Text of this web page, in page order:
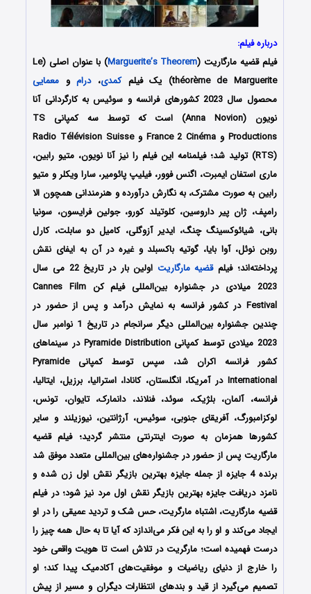
درباره فیلم:
فیلم قضیه مارگاریت (Marguerite’s Theorem
) با عنوان اصلی (Le
théorème de Marguerite) یک فیلم
کمدی،درامو معمایی
محصول سال 2023 کشورهای فرانسه و سوئیس به کارگردانی آنا
نویون (Anna Novion) است که توسط سه کمپانی‌ TS
Productions و France 2 Cinéma و Radio Télévision Suisse
(RTS) تولید شد؛ فیلمنامه این فیلم را نیز آنا نویون، متیو رابین،
ماری استفان ایمبرت، اگنس فوور، فیلیپ پائومیر، سارا ویکلر و متیو
رابین به صورت مشترک، به نگارش درآورده و هنرمندانی همچون الا
رامپف، ژان پیر داروسین، کلوتیلد کورو، جولین فرایسون، سونیا
بانی، شیائوکسینگ چنگ، ایدیر آزوگلی، کامیل دو سابلت، کارل
روبن نوئل، آوا بایا، گوتیه باکسبلد و غیره در آن به ایفای نقش
پرداخته‌اند؛ فیلمقضیه مارگاریت
اولین بار در تاریخ 22 می سال
2023 میلادی در جشنواره بین‌المللی فیلم کن Cannes Film
Festival در کشور فرانسه به نمایش درآمد و پس از حضور در
چندین جشنواره بین‌المللی دیگر سرانجام در تاریخ 1 نوامبر سال
2023 میلادی توسط کمپانی‌‌ Pyramide Distribution در سینماهای
کشور فرانسه اکران شد، سپس توسط کمپانی Pyramide
International در آمریکا، انگلستان، کانادا، استرالیا، برزیل، ایتالیا،
فرانسه، آلمان، بلژیک، سوئد، فنلاند، دانمارک، تایوان، تونس،
لوکزامبورگ، آفریقای جنوبی، سوئیس، آرژانتین، نیوزیلند و سایر
کشورها همزمان به صورت اینترنتی منتشر گردید؛ فیلم قضیه
مارگاریت پس از حضور در جشنواره‌‌‌های بین‌المللی متعدد موفق شد
برنده 4 جایزه از جمله جایزه بهترین بازیگر نقش اول زن شده و
نامزد دریافت جایزه بهترین بازیگر نقش اول مرد نیز شود؛ در فیلم
قضیه مارگاریت، اشتباه مارگریت، حس شک و تردید عمیقی را در او
ایجاد می‌کند و او را به این فکر می‌اندازد که آیا تا به حال همه چیز را
درست فهمیده است؛ مارگریت در تلاش است تا هویت واقعی خود
را خارج از دنیای ریاضیات و موفقیت‌های آکادمیک پیدا کند؛ او
تصمیم می‌گیرد از قید و بندهای انتظارات دیگران و مسیر از پیش